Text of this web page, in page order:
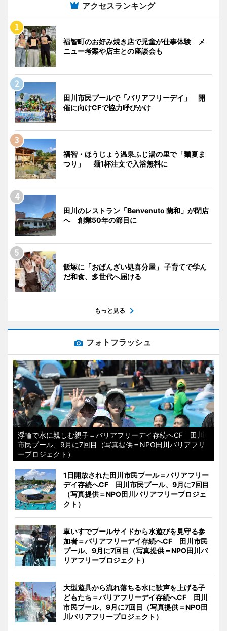
アクセスランキング
福智町のお好み焼き店で児童が仕事体験 メ
ニュー考案や店主との座談会も
田川市民プールで「バリアフリーデイ」 開
催に向けCFで協力呼びかけ
福智・ほうじょう温泉ふじ湯の里で「麺夏ま
つり」 麺1杯注文で入浴無料に
田川のレストラン「Benvenuto 蘭和」が閉店
へ 創業50年の節目に
飯塚に「おばんざい処喜分屋」 子育てで学ん
だ和食、多世代へ届ける
もっと見る
フォトフラッシュ
浮輪で水に親しむ親子＝バリアフリーデイ存続へCF 田川
市民プール、9月に7回目（写真提供＝NPO田川バリアフリ
ープロジェクト）
1日開放された田川市民プール＝バリアフリー
デイ存続へCF 田川市民プール、9月に7回目
（写真提供＝NPO田川バリアフリープロジェ
クト）
車いすでプールサイドから水遊びを見守る参
加者＝バリアフリーデイ存続へCF 田川市民
プール、9月に7回目（写真提供＝NPO田川バ
リアフリープロジェクト）
大型遊具から流れ落ちる水に歓声を上げる子
どもたち＝バリアフリーデイ存続へCF 田川
市民プール、9月に7回目（写真提供＝NPO田
川バリアフリープロジェクト）